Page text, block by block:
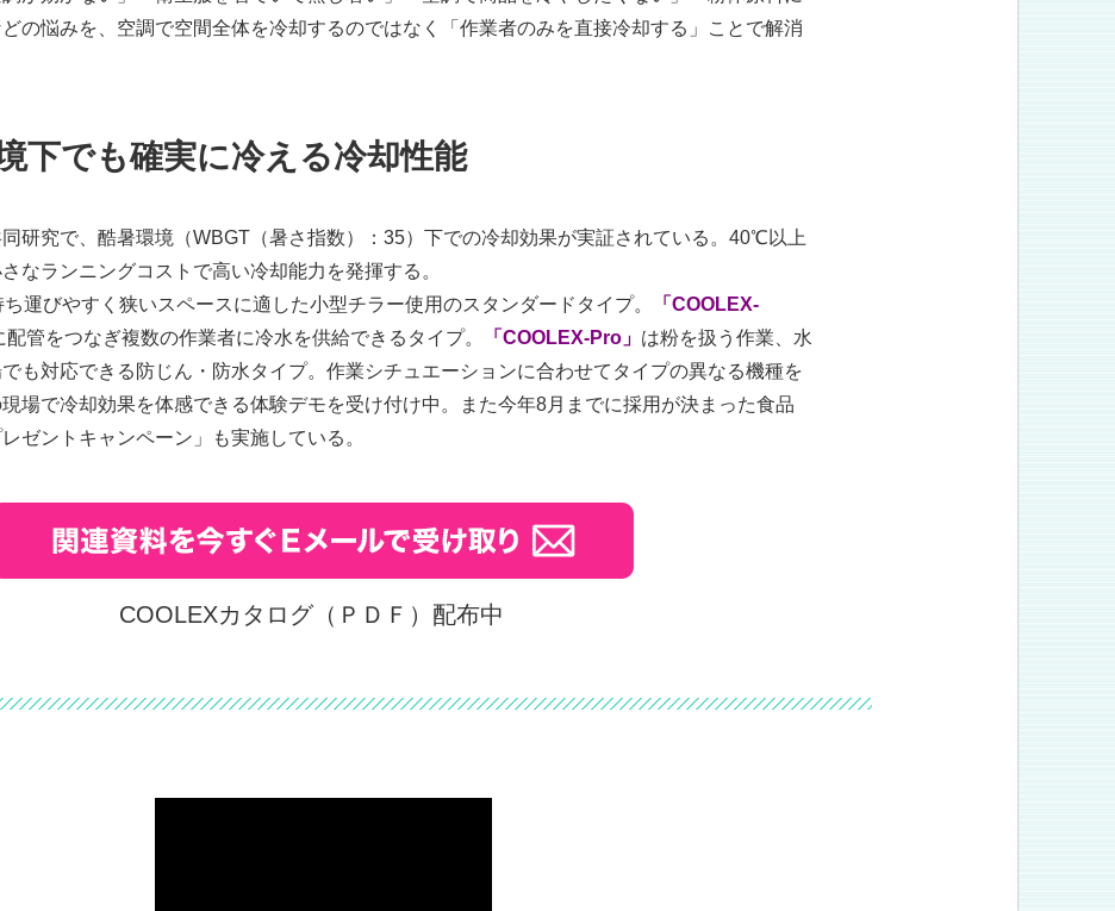
の悩みを、空調で空間全体を冷却するのではなく「作業者のみを直接冷却する」ことで解消
下でも確実に冷える冷却性能
研究で、酷暑環境（WBGT（暑さ指数）：35）下での冷却効果が実証されている。40℃以上
なランニングコストで高い冷却能力を発揮する。
ち運びやすく狭いスペースに適した小型チラー使用のスタンダードタイプ。
「COOLEX-
管をつなぎ複数の作業者に冷水を供給できるタイプ。 「COOLEX-Pro」 は粉を扱う作業、水
も対応できる防じん・防水タイプ。作業シチュエーションに合わせてタイプの異なる機種を
場で冷却効果を体感できる体験デモを受け付け中。また今年8月までに採用が決まった食品
ゼントキャンペーン」も実施している。
COOLEXカタログ（ＰＤＦ）配布中